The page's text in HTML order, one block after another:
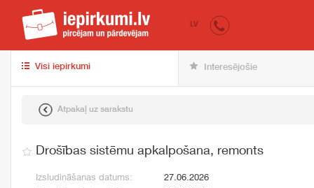
iepirkumi.lv
LV
Visi iepirkumi Interesējošie
Atpakaļ uz sarakstu
Drošības sistēmu apkalpošana, remonts
Izsludināšanas datums:
27.06.2026